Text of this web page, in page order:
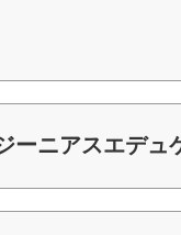
ーニアスエデュ